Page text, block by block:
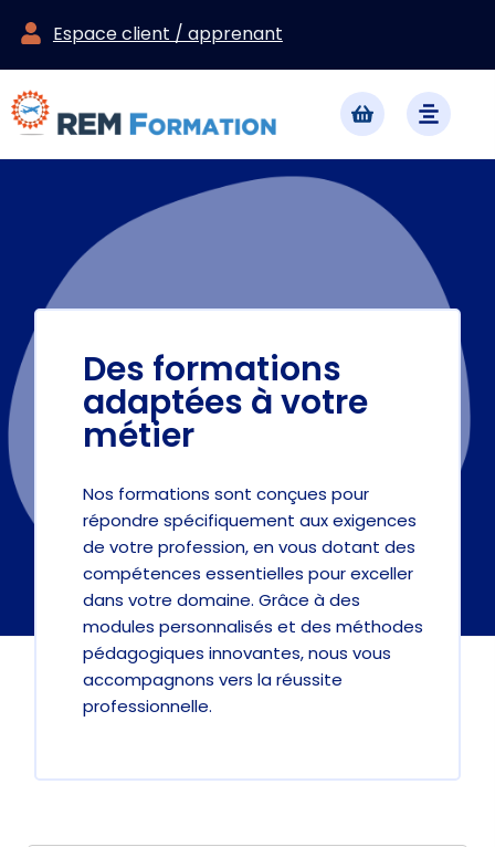
Espace client / apprenant
Des formations
adaptées à votre
métier
Nos formations sont conçues pour
répondre spécifiquement aux exigences
de votre profession, en vous dotant des
compétences essentielles pour exceller
dans votre domaine. Grâce à des
modules personnalisés et des méthodes
pédagogiques innovantes, nous vous
accompagnons vers la réussite
professionnelle.